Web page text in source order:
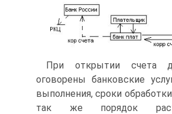
При открытии счета
оговорены банковские
выполнения, сроки
так же порядок